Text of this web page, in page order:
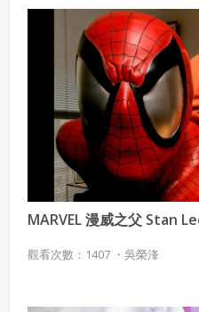
MARVEL 漫威之父 Stan
觀看次數：1407 ・ 吳榮浲
償或賠償。
七、合意管轄
雙方合意專以臺灣臺北
院。